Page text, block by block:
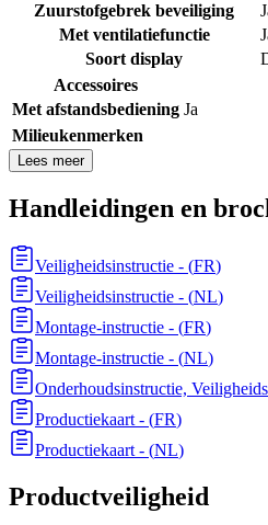
Zuurstofgebrek beveiliging
Met ventilatiefunctie
Soort display
Accessoires
Met afstandsbediening Ja
Milieukenmerken
Lees meer
Handleidingen en
Veiligheidsinstructie - (FR)
Veiligheidsinstructie - (NL)
Montage-instructie - (FR)
Montage-instructie - (NL)
Onderhoudsinstructie,
Productiekaart - (FR)
Productiekaart - (NL)
Productveiligheid